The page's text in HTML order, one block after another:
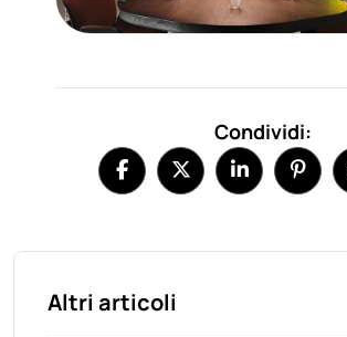
Condividi:
Altri articoli